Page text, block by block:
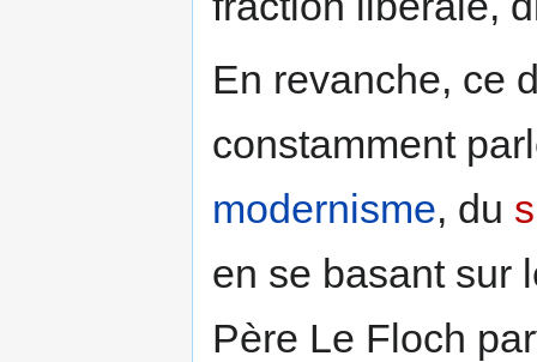
En revanche, ce
constamment
modernisme, du
en se basant sur
Père Le Floch